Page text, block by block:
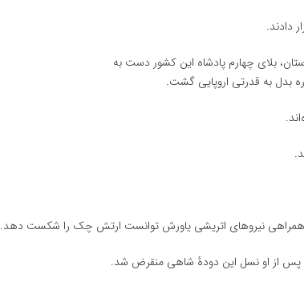
دادند.
بلای چهارم پادشاه این کشور دست به
بدل به قدرتی اروپایی گشت.
همراهی نیروهای اتریشی یاورش توانست ارتش چک را شکست دهد.
و پس از او نسل این دودهٔ شاهی منقرض شد.